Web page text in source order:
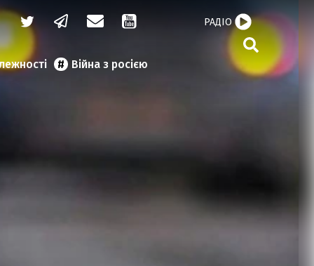
Війна з росією
РАДІО